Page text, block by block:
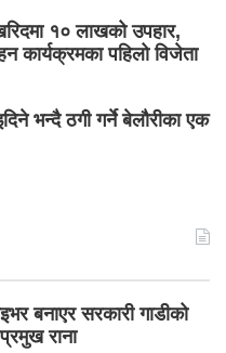
१० लाखको उपहार,
कार्यक्रमका पहिलो विजेता
भन्दै ठगी गर्ने बेलौरीका एक
बनाएर सरकारी गाडीको
राना